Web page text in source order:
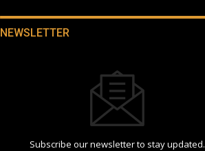
NEWSLETTER
Subscribe our newsletter to stay updated.